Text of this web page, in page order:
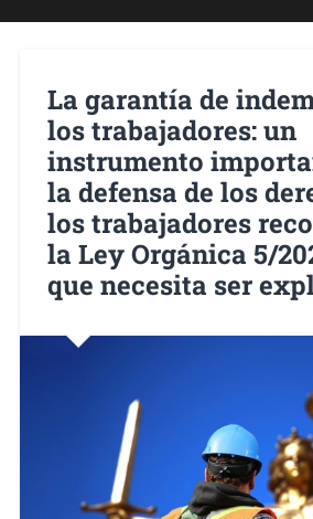
La garantía de
los trabajadores: un
instrumento
la defensa de los
los trabajadores
la Ley Orgánica 5/
que necesita ser